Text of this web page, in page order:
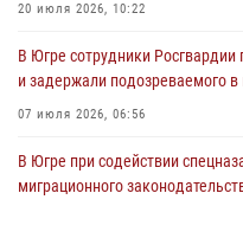
20 июля 2026, 10:22
В Югре сотрудники
и задержали подозреваемого
07 июля 2026, 06:56
В Югре при содействии
миграционного